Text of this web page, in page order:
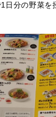
日分の野菜を